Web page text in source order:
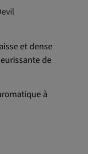
et dense
de
à